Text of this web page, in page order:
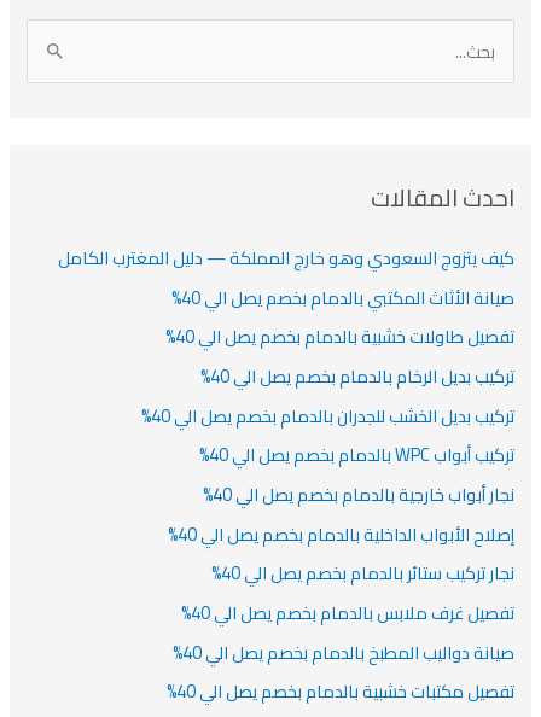
ل
ث
ن
:
احدث المقالات
كيف يتزوج السعودي وهو خارج المملكة — دليل المغترب الكامل
صيانة الأثاث المكتبي بالدمام بخصم يصل الي 40%
تفصيل طاولات خشبية بالدمام بخصم يصل الي 40%
تركيب بديل الرخام بالدمام بخصم يصل الي 40%
تركيب بديل الخشب للجدران بالدمام بخصم يصل الي 40%
تركيب أبواب WPC بالدمام بخصم يصل الي 40%
نجار أبواب خارجية بالدمام بخصم يصل الي 40%
إصلاح الأبواب الداخلية بالدمام بخصم يصل الي 40%
نجار تركيب ستائر بالدمام بخصم يصل الي 40%
تفصيل غرف ملابس بالدمام بخصم يصل الي 40%
صيانة دواليب المطبخ بالدمام بخصم يصل الي 40%
تفصيل مكتبات خشبية بالدمام بخصم يصل الي 40%
ش
ف
شن
ا